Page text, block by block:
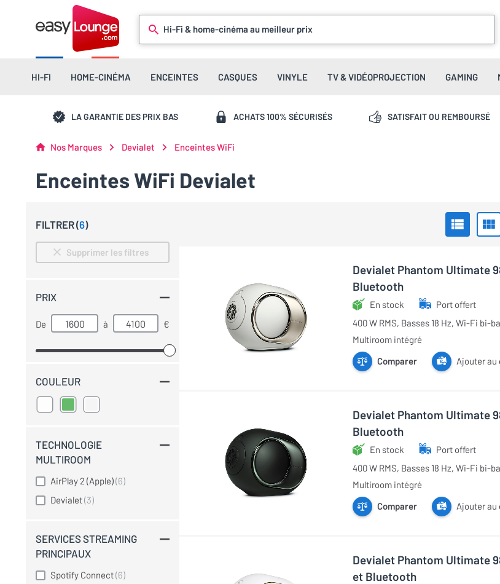
Hi-Fi & home-cinéma au meilleur prix
HI-FI HOME-CINÉMA ENCEINTES CASQUES VINYLE TV & VIDÉOPROJECTION GAMING
LA GARANTIE DES PRIX BAS ACHATS 100% SÉCURISÉS SATISFAIT OU REMBOURSÉ
Nos Marques Devialet Enceintes WiFi
Enceintes WiFi Devialet
FILTRER (6)
Supprimer les filtres
PRIX
De à €
COULEUR
TECHNOLOGIE
MULTIROOM
AirPlay 2 (Apple)(6)
Devialet(3)
SERVICES STREAMING
PRINCIPAUX
Spotify Connect(6)
Devialet Phantom Ultimate
Bluetooth
En stock
Port offert
400 W RMS, Basses 18 Hz, Wi-Fi bi-
Multiroom intégré
Comparer
Ajouter au
Devialet Phantom Ultimate
Bluetooth
En stock
Port offert
400 W RMS, Basses 18 Hz, Wi-Fi bi-
Multiroom intégré
Comparer
Ajouter au
Devialet Phantom Ultimate
et Bluetooth